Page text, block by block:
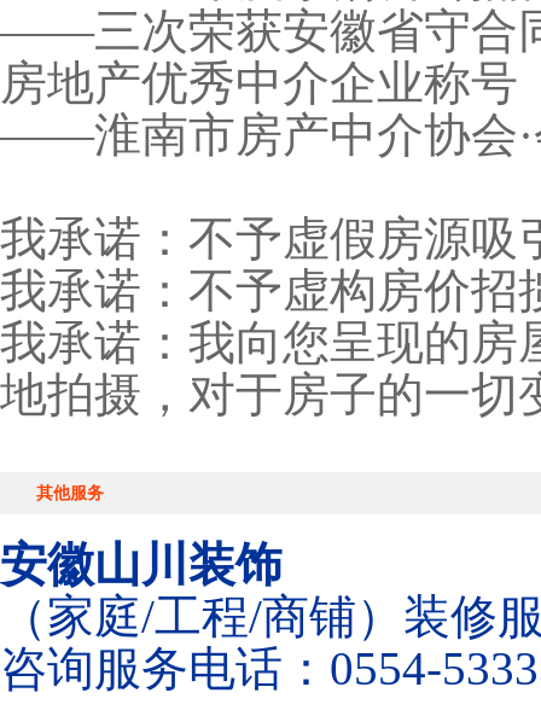
——三次荣获安徽省守合
房地产优秀中介企业称号
——淮南市房产中介协会·
我承诺：不予虚假房源吸
我承诺：不予虚构房价招
我承诺：我向您呈现的房
地拍摄，对于房子的一切
其他服务
安徽山川装饰
（家庭/工程/商铺）装修
咨询服务电话：0554-